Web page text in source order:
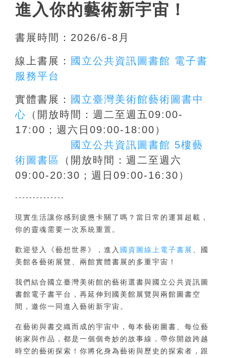
進入你的藝術新宇宙！
書展時間：2026/6-8月
線上書展：
國立公共資訊圖書館 電子書
服務平台
實體書展：
國立臺灣美術館藝術圖書中
心 （開放時間：週二至週五09:00-
17:00；週六日09:00-18:00）
國立公共資訊圖書館 5樓藝
術圖書區
（ 開放時間： 週二至週六
09:00-20:30；週日 09:00-16:30 ）
--------------
現實生活讓你感到疲憊卡關了嗎？當日常的運算超載，
你的靈魂需要一次系統重置。
歡迎登入《藝想世界》，進入 國資圖線上電子書展 、國
美館各藝術展覽、兩館實體書展的多重宇宙！
我們結合國立臺灣美術館的藝術選書與國立公共資訊圖
書館電子書平台，再延伸到國美館展覽與兩館圖書空
間，邀你一同進入藝術新宇宙。
在藝術與書交織而成的宇宙中， 每本藝術圖書、每位藝
術家與作品，都是一個個奇妙的故事線，帶你開啟跨越
時空的藝術探索！ 你將化身為藝術與歷史的探索者，跟